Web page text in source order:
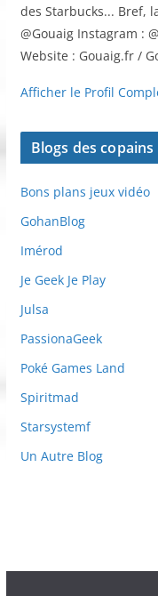
des Starbucks... Bref,
@Gouaig Instagram :
Website : Gouaig.fr /
Afficher le Profil
Blogs des copains
Bons plans jeux vidéo
GohanBlog
Imérod
Je Geek Je Play
Julsa
PassionaGeek
Poké Games Land
Spiritmad
Starsystemf
Un Autre Blog